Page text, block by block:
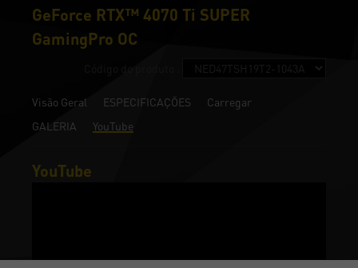
GeForce RTX™ 4070 Ti SUPER
GamingPro OC
Visão Geral ESPECIFICAÇÕES
Carregar
GALERIA
YouTube
YouTube